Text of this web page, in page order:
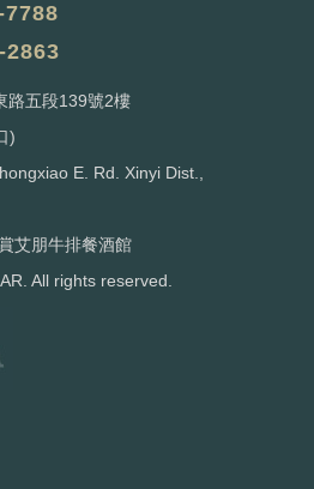
2863
路五段139號2樓
)
E. Rd. Xinyi Dist.,
艾朋牛排餐酒館
All rights reserved.